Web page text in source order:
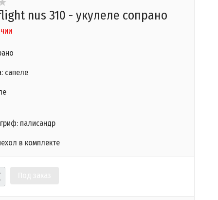
nus 310 - укулеле сопрано
сапеле
палисандр
в комплекте